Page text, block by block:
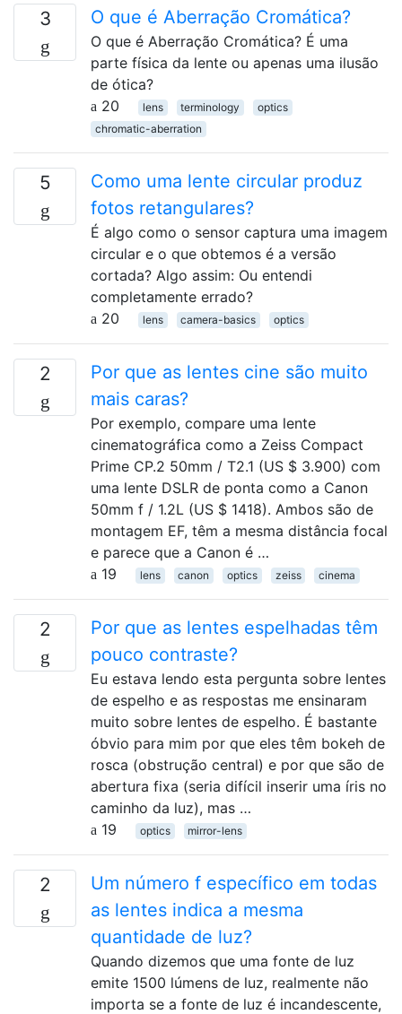
3 O que é Aberração Cromática?
O que é Aberração Cromática? É uma
parte física da lente ou apenas uma ilusão
de ótica?
20
lens terminology
optics
chromatic-aberration
5
Como uma lente circular produz
fotos retangulares?
É algo como o sensor captura uma imagem
circular e o que obtemos é a versão
cortada? Algo assim: Ou entendi
completamente errado?
20
lens camera-basics optics
2
Por que as lentes cine são muito
mais caras?
Por exemplo, compare uma lente
cinematográfica como a Zeiss Compact
Prime CP.2 50mm / T2.1 (US $ 3.900) com
uma lente DSLR de ponta como a Canon
50mm f / 1.2L (US $ 1418). Ambos são de
montagem EF, têm a mesma distância focal
e parece que a Canon é …
19
lens canon optics zeiss cinema
2
Por que as lentes espelhadas têm
pouco contraste?
Eu estava lendo esta pergunta sobre lentes
de espelho e as respostas me ensinaram
muito sobre lentes de espelho. É bastante
óbvio para mim por que eles têm bokeh de
rosca (obstrução central) e por que são de
abertura fixa (seria difícil inserir uma íris no
caminho da luz), mas …
19
optics mirror-lens
2
Um número f específico em todas
as lentes indica a mesma
quantidade de luz?
Quando dizemos que uma fonte de luz
emite 1500 lúmens de luz, realmente não
importa se a fonte de luz é incandescente,